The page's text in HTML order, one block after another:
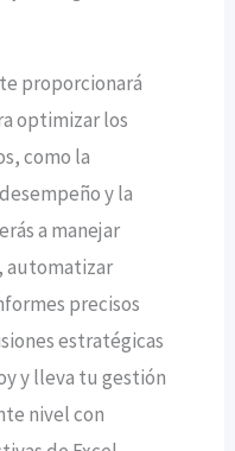
proporcionará
optimizar los
como la
y la
a manejar
automatizar
precisos
estratégicas
y lleva tu gestión
nivel con